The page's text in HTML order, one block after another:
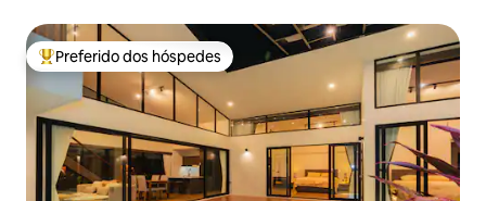
Entre os melhores preferidos dos hóspedes
Preferido dos hóspedes